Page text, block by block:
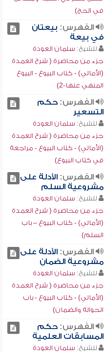
في الحج)
الفهرس: بيعتان
في بيعة
للشيخ: سلمان العودة
جزء من محاضرة ( شرح العمدة
(الأمالي) - كتاب البيوع - البيوع
المنهي عنها-2)
الفهرس:حكم
التسعير
للشيخ: سلمان العودة
جزء من محاضرة ( شرح العمدة
(الأمالي) - كتاب البيوع - مراجعة
في كتاب البيوع)
الفهرس:الأدلة على
مشروعية السلم
للشيخ: سلمان العودة
جزء من محاضرة ( شرح العمدة
(الأمالي) - كتاب البيوع – باب
السلم)
الفهرس:الأدلة على
مشروعية الضمان
للشيخ: سلمان العودة
جزء من محاضرة ( شرح العمدة
(الأمالي) - كتاب البيوع - باب
الحوالة والضمان)
الفهرس:حكم
المسابقات العلمية
للشيخ: سلمان العودة